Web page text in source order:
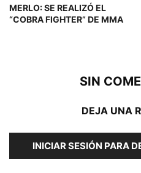
MERLO: SE REALIZÓ EL
“COBRA FIGHTER” DE MMA
SIN
DEJA UNA
INICIAR SESIÓN PARA